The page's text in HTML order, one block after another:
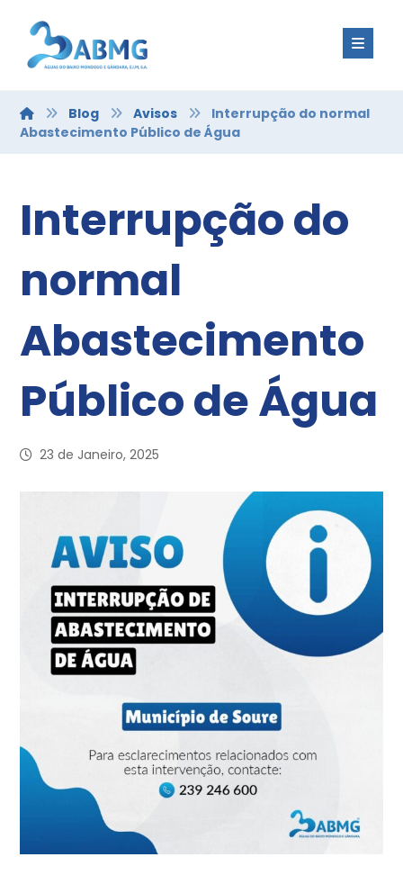
Blog Avisos
Interrupção do normal
Abastecimento Público de Água
Interrupção do
normal
Abastecimento
Público de Água
23 de Janeiro, 2025